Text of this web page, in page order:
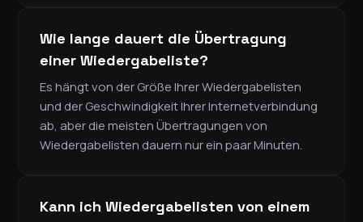
Wie lange dauert die Übertragung
einer Wiedergabeliste?
Es hängt von der Größe Ihrer Wiedergabelisten
und der Geschwindigkeit Ihrer Internetverbindung
ab, aber die meisten Übertragungen von
Wiedergabelisten dauern nur ein paar Minuten.
Kann ich Wiedergabelisten von einem